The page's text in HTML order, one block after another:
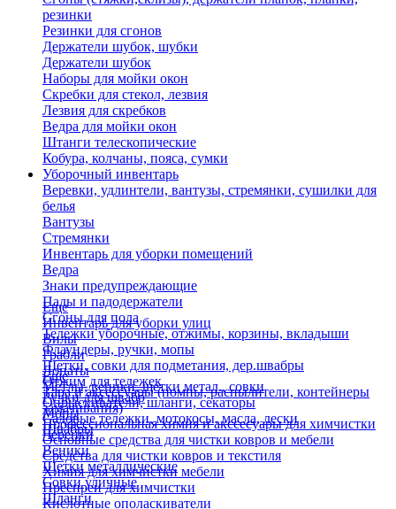
резинки
Резинки для сгонов
Держатели шубок, шубки
Держатели шубок
Наборы для мойки окон
Скребки для стекол, лезвия
Лезвия для скребков
Ведра для мойки окон
Штанги телескопические
Кобура, колчаны, пояса, сумки
Уборочный инвентарь
Веревки, удлинтели, вантузы, стремянки, сушилки для
белья
Вантузы
Стремянки
Инвентарь для уборки помещений
Ведра
Знаки предупреждающие
Пады и падодержатели
Сгоны для пола
Тележки уборочные, отжимы, корзины, вкладыши
Флаундеры, ручки, мопы
Щетки, совки для подметания, дер.швабры
Отжим для тележек
Ручки для швабр
Мопы
Швабры
Еще
Инвентарь для уборки улиц
Вилы
Грабли
Лопаты
Метлы, веники, щетки метал., совки
Опрыскиватели, шланги, секаторы
Садовые тележки, мотокосы, масла, лески
Черенки
Веники
Щетки металлические
Совки уличные
Шланги
Еще
Тара и аксессуары (помпы, распылители, контейнеры
замачивания)
Профессиональная химия и акссесуары для химчистки
Основные средства для чистки ковров и мебели
Средства для чистки ковров и текстиля
Химия для химчистки мебели
Преспреи для химчистки
Кислотные ополаскиватели